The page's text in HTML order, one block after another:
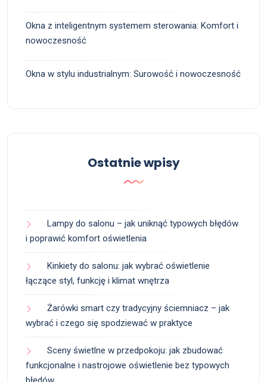
Okna z inteligentnym systemem sterowania: Komfort i
nowoczesność
Okna w stylu industrialnym: Surowość i nowoczesność
Ostatnie wpisy
Lampy do salonu – jak uniknąć typowych błędów
i poprawić komfort oświetlenia
Kinkiety do salonu: jak wybrać oświetlenie
łączące styl, funkcję i klimat wnętrza
Żarówki smart czy tradycyjny ściemniacz – jak
wybrać i czego się spodziewać w praktyce
Sceny świetlne w przedpokoju: jak zbudować
funkcjonalne i nastrojowe oświetlenie bez typowych